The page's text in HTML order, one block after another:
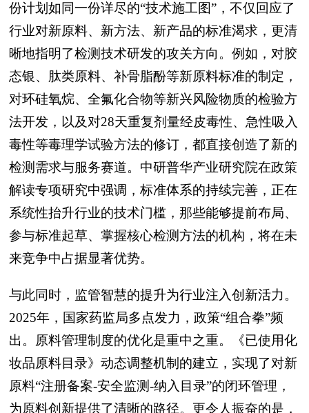
份计划如同一份详尽的“技术施工图”，不仅回应了
行业对新原料、新方法、新产品的标准渴求，更清
晰地指明了检测技术研发的攻关方向。例如，对胶
态银、肽类原料、补骨脂酚等新原料标准的制定，
对环硅氧烷、全氟化合物等新兴风险物质的检验方
法开发，以及对28天重复剂量经皮毒性、急性吸入
毒性等毒理学试验方法的修订，都直接创造了新的
检测需求与服务赛道。中研普华产业研究院在政策
解读专项研究中强调，标准体系的持续完善，正在
系统性抬升行业的技术门槛，那些能够提前布局、
参与标准起草、掌握核心检测方法的机构，将在未
来竞争中占据显著优势。
与此同时，监管智慧的提升为行业注入创新活力。
2025年，国家药监局多点发力，政策“组合拳”频
出。原料管理制度的优化是重中之重。《已使用化
妆品原料目录》动态调整机制的建立，实现了对新
原料“注册备案-安全监测-纳入目录”的闭环管理，
为原料创新提供了清晰的路径。更令人振奋的是，